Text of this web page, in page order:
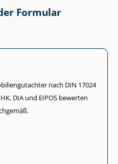
Formular
nach DIN 17024
DIA und EIPOS bewerten